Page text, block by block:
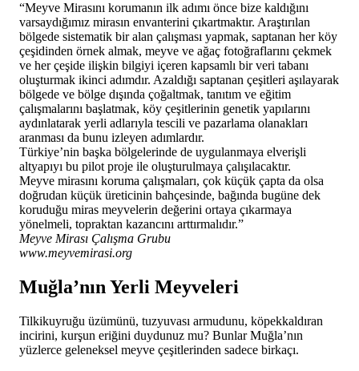
“Meyve Mirasını korumanın ilk adımı önce bize kaldığını
varsaydığımız mirasın envanterini çıkartmaktır. Araştırılan
bölgede sistematik bir alan çalışması yapmak, saptanan her köy
çeşidinden örnek almak, meyve ve ağaç fotoğraflarını çekmek
ve her çeşide ilişkin bilgiyi içeren kapsamlı bir veri tabanı
oluşturmak ikinci adımdır. Azaldığı saptanan çeşitleri aşılayarak
bölgede ve bölge dışında çoğaltmak, tanıtım ve eğitim
çalışmalarını başlatmak, köy çeşitlerinin genetik yapılarını
aydınlatarak yerli adlarıyla tescili ve pazarlama olanakları
aranması da bunu izleyen adımlardır.
Türkiye’nin başka bölgelerinde de uygulanmaya elverişli
altyapıyı bu pilot proje ile oluşturulmaya çalışılacaktır.
Meyve mirasını koruma çalışmaları, çok küçük çapta da olsa
doğrudan küçük üreticinin bahçesinde, bağında bugüne dek
koruduğu miras meyvelerin değerini ortaya çıkarmaya
yönelmeli, topraktan kazancını arttırmalıdır.”
Meyve Mirası Çalışma Grubu
www.meyvemirasi.org
Muğla’nın Yerli Meyveleri
Tilkikuyruğu üzümünü, tuzyuvası armudunu, köpekkaldıran
incirini, kurşun eriğini duydunuz mu? Bunlar Muğla’nın
yüzlerce geleneksel meyve çeşitlerinden sadece birkaçı.